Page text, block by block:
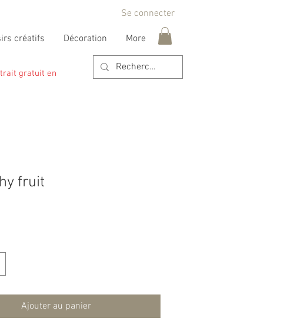
Se connecter
créatifs Décoration More
gratuit en
fruit
Ajouter au panier